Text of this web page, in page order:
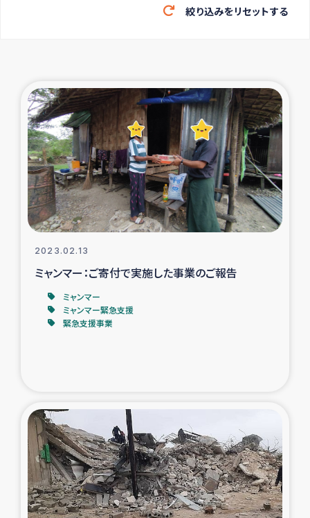
緊急救援の時代
東ティモール豪雨緊急支援
大雨による洪水被災者支援
カカオ生産者支援事業
シリア国内避難民・帰還民の生活再建支援
トルコにおけるシリア難民支援事業
インドネシア中部 スラウェシの地震・津波被災者支援
スリランカ ムライティブ県帰還民の生活再建支援
スリランカ南部洪水被災者支援
スリランカの南北女性をつなぐサリー・リサイクル・プロ
ジェクト
復興支援事業
絞り込みをリセットする
2023.02.13
ミャンマー：ご寄付で実施した事業のご報告
ミャンマー
ミャンマー緊急支援
緊急支援事業